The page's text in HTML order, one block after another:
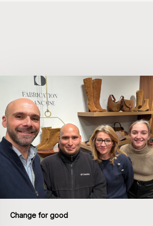
Change for good
Une
mobilisation